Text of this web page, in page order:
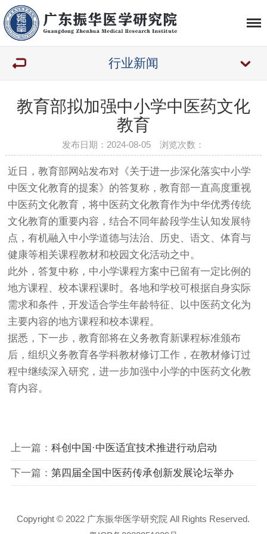
行业新闻
教育部拟加强中小学中医药文化
教育
发布日期：2024-08-05 浏览次数：
近日，教育部网站发布对《关于进一步深化落实中小学
中医文化教育的提案》的答复称，教育部一直高度重视
中医药文化教育，将中医药文化教育作为中华优秀传统
文化教育的重要内容，结合不同年龄段学生认知发展特
点，有机融入中小学道德与法治、历史、语文、体育与
健康等相关课程教材和校园文化活动之中。
此外，答复中称，中小学课程方案中已留有一定比例的
地方课程、校本课程课时。各地和学校可根据自身实际
需求和条件，开发适合学生年龄特征、以中医药文化为
主要内容的地方课程和校本课程。
据悉，下一步，教育部将在义务教育新课程标准颁布
后，组织义务教育各学科教材修订工作，在教材修订过
程中继续深入研究，进一步加强中小学的中医药文化教
育内容。
上一篇： 科创中国·中医适宜技术推进行动启动
下一篇： 第四届全国中医药传承创新发展论坛举办
Copyright © 2022 广东振华医学研究院 All Rights Reserved.